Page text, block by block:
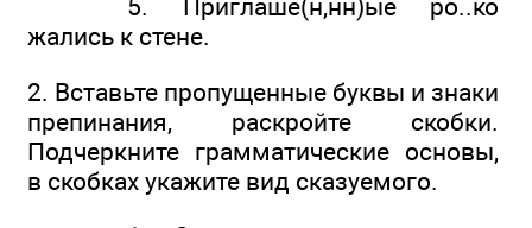
5. Приглашё(н,нн)ые ро..ко
жались к стене.
2. Вставьте пропущенные буквы и знаки
препинания, раскройте скобки.
Подчеркните грамматические основы,
в скобках укажите вид сказуемого.